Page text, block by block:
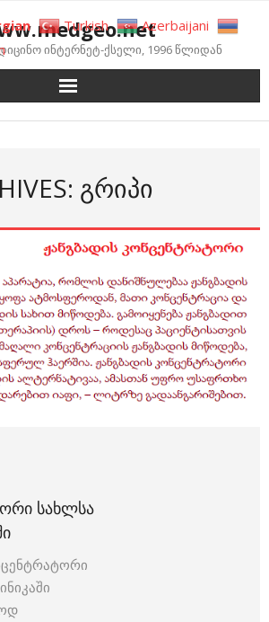
ინტერნეტ-ქსელი, 1996 წლიდან
ᲒᲠᲘᲞᲘ
ᲡᲐᲮᲚᲡᲐ
Turkish
Azerbaijani